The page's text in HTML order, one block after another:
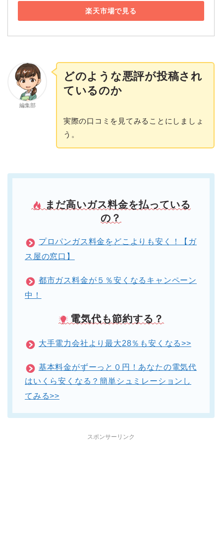
楽天市場で見る
編集部
どのような悪評が投稿され
ているのか
実際の口コミを見てみることにしましょ
う。
まだ高いガス料金を払っている
の？
プロパンガス料金をどこよりも安く！【ガ
ス屋の窓口】
都市ガス料金が５％安くなるキャンペーン
中！
電気代も節約する？
大手電力会社より最大28％も安くなる>>
基本料金がずーっと０円！あなたの電気代
はいくら安くなる？簡単シュミレーションし
てみる>>
スポンサーリンク